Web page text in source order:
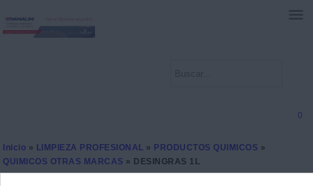
0
Inicio » LIMPIEZA PROFESIONAL » PRODUCTOS QUIMICOS »
QUIMICOS OTRAS MARCAS » DESINGRAS 1L